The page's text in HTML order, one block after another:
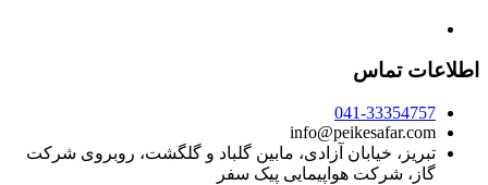
اطلاعات تماس
041-33354757
info@peikesafar.com
تبریز، خیابان آزادی، مابین گلباد و گلگشت، روبروی شرکت
گاز، شرکت هواپیمایی پیک سفر